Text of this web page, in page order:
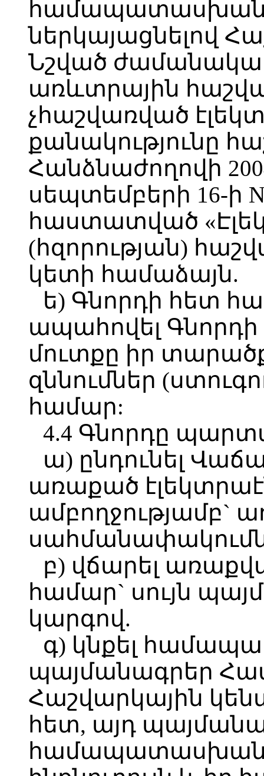
համապատասխան
ներկայացնելով
Նշված
առևտրային
չհաշվառված
քանակությունը
Հանձնաժողովի
սեպտեմբերի 16-ի
հաստատված
(հզորության)
կետի համաձայն.
ե) Գնորդի հետ
ապահովել Գնորդի
մուտքը իր
զննումներ
համար:
4.4 Գնորդը
ա) ընդունել
առաքած
ամբողջությամբ`
բ) վճարել
համար` սույն
կարգով.
գ) կնքել
պայմանագրեր
Հաշվարկային
հետ, այդ
համապատասխան